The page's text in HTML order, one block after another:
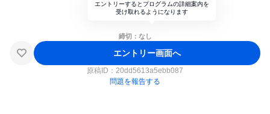
エントリーするとプログラムの詳細案内を
受け取れるようになります
締切：なし
エントリー画面へ
原稿ID： 20dd5613a5ebb087
問題を報告する